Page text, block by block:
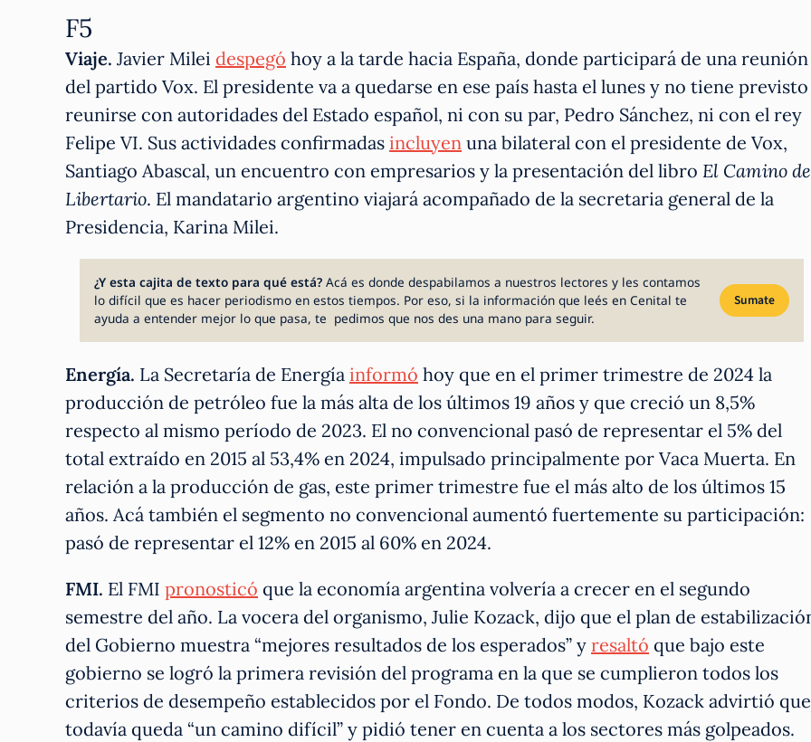
F5
Viaje. Javier Milei despegó hoy a la tarde hacia España, donde participará de una reunión
del partido Vox. El presidente va a quedarse en ese país hasta el lunes y no tiene previsto
reunirse con autoridades del Estado español, ni con su par, Pedro Sánchez, ni con el rey
Felipe VI. Sus actividades confirmadas incluyen una bilateral con el presidente de Vox,
Santiago Abascal, un encuentro con empresarios y la presentación del libro El Camino
Libertario. El mandatario argentino viajará acompañado de la secretaria general de la
Presidencia, Karina Milei.
¿Y esta cajita de texto para qué está? Acá es donde despabilamos a nuestros lectores y les contamos
lo difícil que es hacer periodismo en estos tiempos. Por eso, si la información que leés en Cenital te
ayuda a entender mejor lo que pasa, te pedimos que nos des una mano para seguir.
Sumate
Energía. La Secretaría de Energía informó hoy que en el primer trimestre de 2024 la
producción de petróleo fue la más alta de los últimos 19 años y que creció un 8,5%
respecto al mismo período de 2023. El no convencional pasó de representar el 5% del
total extraído en 2015 al 53,4% en 2024, impulsado principalmente por Vaca Muerta. En
relación a la producción de gas, este primer trimestre fue el más alto de los últimos 15
años. Acá también el segmento no convencional aumentó fuertemente su participación:
pasó de representar el 12% en 2015 al 60% en 2024.
FMI. El FMI pronosticó que la economía argentina volvería a crecer en el segundo
semestre del año. La vocera del organismo, Julie Kozack, dijo que el plan de
del Gobierno muestra “mejores resultados de los esperados” y resaltó que bajo este
gobierno se logró la primera revisión del programa en la que se cumplieron todos los
criterios de desempeño establecidos por el Fondo. De todos modos, Kozack advirtió que
todavía queda “un camino difícil” y pidió tener en cuenta a los sectores más golpeados.